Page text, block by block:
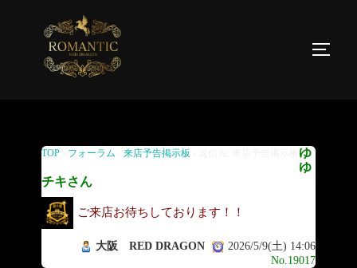
返信先: 来店予告掲示板
TOP フォーラム 来店予告掲示板
ゆ
ゆ
チキさん
ご来店お待ちしております！！
大阪 RED DRAGON
2026/5/9(土) 14:06
No.19017